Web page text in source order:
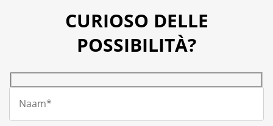
CURIOSO DELLE
POSSIBILITÀ?